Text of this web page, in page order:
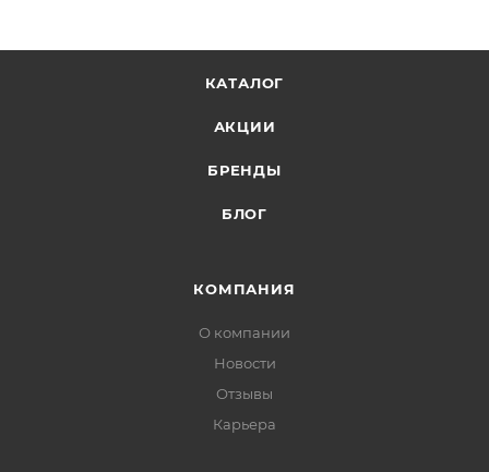
КАТАЛОГ
АКЦИИ
БРЕНДЫ
БЛОГ
КОМПАНИЯ
О компании
Новости
Отзывы
Карьера